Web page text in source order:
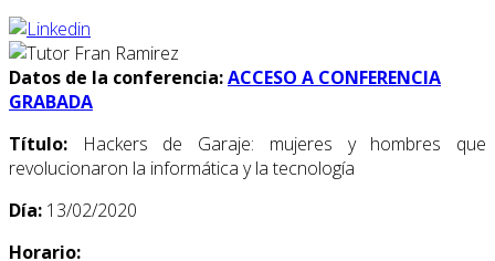
Datos de la conferencia:ACCESO A CONFERENCIA
GRABADA
Título:
Hackers de Garaje: mujeres y hombres que
revolucionaron la informática y la tecnología
Día: 13/02/2020
Horario: